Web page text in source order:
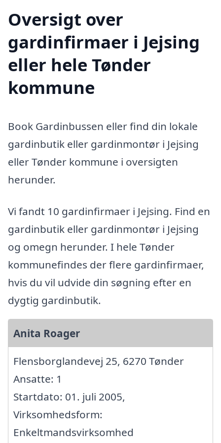
Oversigt over
gardinfirmaer i Jejsing
eller hele Tønder
kommune
Book Gardinbussen eller find din lokale
gardinbutik eller gardinmontør i Jejsing
eller Tønder kommune i oversigten
herunder.
Vi fandt 10 gardinfirmaer i Jejsing. Find en
gardinbutik eller gardinmontør i Jejsing
og omegn herunder. I hele Tønder
kommunefindes der flere gardinfirmaer,
hvis du vil udvide din søgning efter en
dygtig gardinbutik.
Anita Roager
Flensborglandevej 25, 6270 Tønder
Ansatte: 1
Startdato: 01. juli 2005,
Virksomhedsform:
Enkeltmandsvirksomhed